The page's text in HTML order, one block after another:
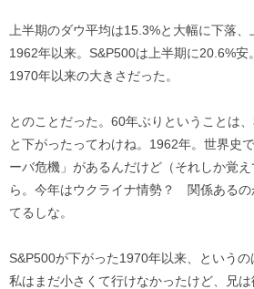
上半期のダウ平均は15.3%と大幅に下落
1962年以来。S&P500は上半期に20.6%安
1970年以来の大きさだった。
とのことだった。60年ぶりということは
と下がったってわけね。1962年。世界史
ーバ危機」があるんだけど（それしか覚
ら。今年はウクライナ情勢？ 関係ある
てるしな。
S&P500が下がった1970年以来、というの
私はまだ小さくて行けなかったけど、兄